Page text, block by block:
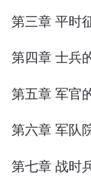
第三章 平时
第四章 士兵
第五章 军官
第六章 军队
第七章 战时